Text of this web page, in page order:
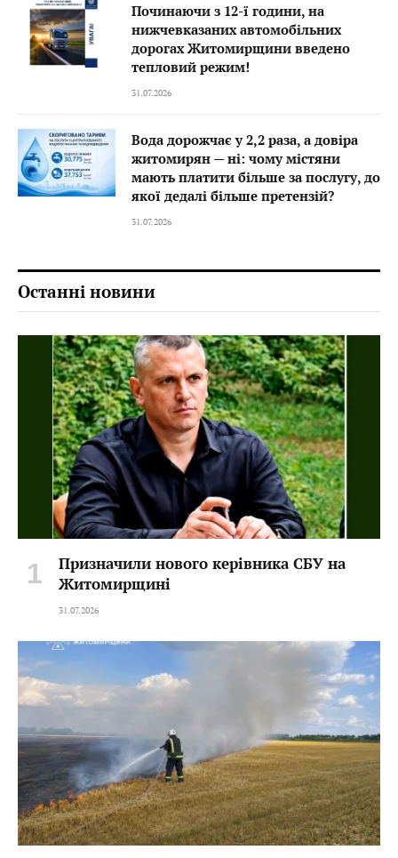
Починаючи з 12-ї години, на
нижчевказаних автомобільних
дорогах Житомирщини введено
тепловий режим!
31.07.2026
Вода дорожчає у 2,2 раза, а довіра
житомирян — ні: чому містяни
мають платити більше за послугу, до
якої дедалі більше претензій?
31.07.2026
Останні новини
Призначили нового керівника СБУ на
Житомирщині
31.07.2026